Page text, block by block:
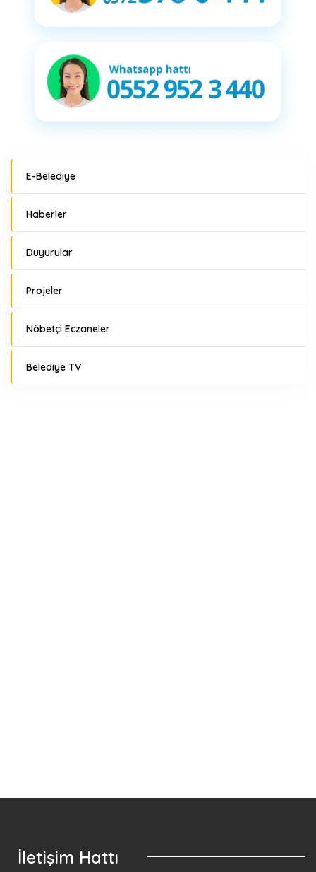
E-Belediye
Haberler
Duyurular
Projeler
Nöbetçi Eczaneler
Belediye TV
İletişim Hattı